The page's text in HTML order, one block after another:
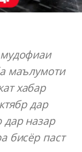
маълумоти
хабар
дар
назар
бисёр паст